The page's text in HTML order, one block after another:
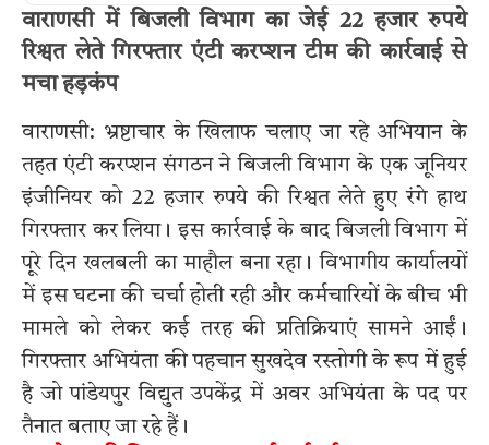
वाराणसी में बिजली विभाग का जेई 22 हजार रुपये
रिश्वत लेते गिरफ्तार एंटी करप्शन टीम की कार्रवाई से
मचा हड़कंप
वाराणसी: भ्रष्टाचार के खिलाफ चलाए जा रहे अभियान के
तहत एंटी करप्शन संगठन ने बिजली विभाग के एक जूनियर
इंजीनियर को 22 हजार रुपये की रिश्वत लेते हुए रंगे हाथ
गिरफ्तार कर लिया। इस कार्रवाई के बाद बिजली विभाग में
पूरे दिन खलबली का माहौल बना रहा। विभागीय कार्यालयों
में इस घटना की चर्चा होती रही और कर्मचारियों के बीच भी
मामले को लेकर कई तरह की प्रतिक्रियाएं सामने आईं।
गिरफ्तार अभियंता की पहचान सुखदेव रस्तोगी के रूप में हुई
है जो पांडेयपुर विद्युत उपकेंद्र में अवर अभियंता के पद पर
तैनात बताए जा रहे हैं।